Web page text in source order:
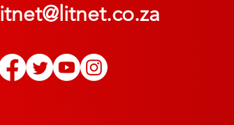
litnet@litnet.co.za